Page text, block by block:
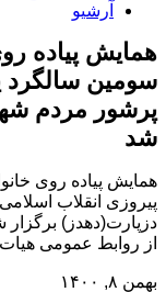
آرشیو
همایش پیاده
سومین سالگرد
پرشور مردم
شد
همایش پیاده روی
پیروزی انقلاب
دزپارت(دهدز)
از روابط عمومی
بهمن ۸, ۱۴۰۰